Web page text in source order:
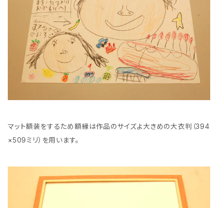
マット額装をするため額縁は作品のサイズよ大きめの大衣判（394
×509ミリ）を用います。